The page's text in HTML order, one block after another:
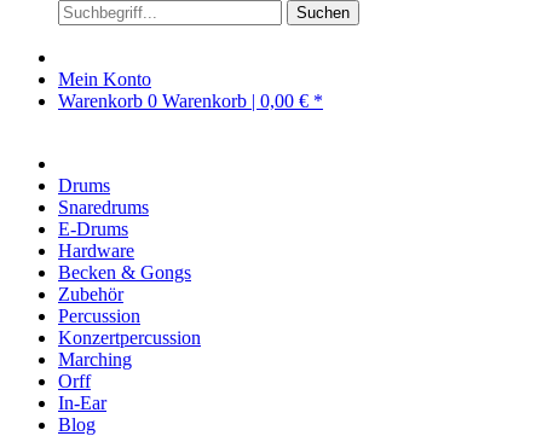
Suchen
Mein Konto
Warenkorb 0 Warenkorb | 0,00 € *
Drums
Snaredrums
E-Drums
Hardware
Becken & Gongs
Zubehör
Percussion
Konzertpercussion
Marching
Orff
In-Ear
Blog